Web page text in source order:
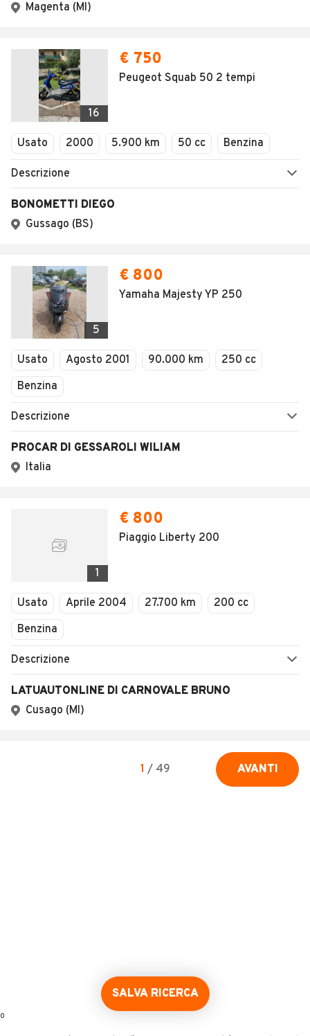
Magenta (MI)
16
€ 750
Peugeot Squab 50 2 tempi
Usato 2000 5.900 km 50 cc Benzina
Descrizione
BONOMETTI DIEGO
Gussago (BS)
5
€ 800
Yamaha Majesty YP 250
Usato Agosto 2001 90.000 km
250 cc
Benzina
Descrizione
PROCAR DI GESSAROLI WILIAM
Italia
1
€ 800
Piaggio Liberty 200
Usato Aprile 2004 27.700 km
200 cc
Benzina
Descrizione
LATUAUTONLINE DI CARNOVALE BRUNO
Cusago (MI)
1 / 49 AVANTI
SALVA RICERCA
0